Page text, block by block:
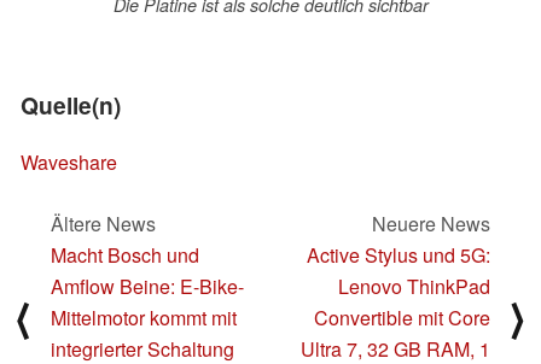
Quelle(n)
Waveshare
⟨
Ältere News
Macht Bosch und
Amflow Beine: E-Bike-
Mittelmotor kommt mit
integrierter Schaltung
Neuere News
Active Stylus und 5G:
Lenovo ThinkPad
Convertible mit Core
Ultra 7, 32 GB RAM, 1
⟩